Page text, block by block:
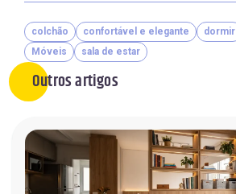
colchão confortável e elegante dormir
Móveis
sala de estar
Outros artigos